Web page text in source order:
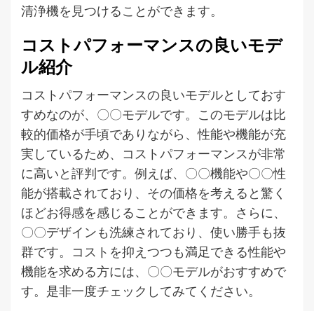
清浄機を見つけることができます。
コストパフォーマンスの良いモデ
ル紹介
コストパフォーマンスの良いモデルとしておす
すめなのが、〇〇モデルです。このモデルは比
較的価格が手頃でありながら、性能や機能が充
実しているため、コストパフォーマンスが非常
に高いと評判です。例えば、〇〇機能や〇〇性
能が搭載されており、その価格を考えると驚く
ほどお得感を感じることができます。さらに、
〇〇デザインも洗練されており、使い勝手も抜
群です。コストを抑えつつも満足できる性能や
機能を求める方には、〇〇モデルがおすすめで
す。是非一度チェックしてみてください。